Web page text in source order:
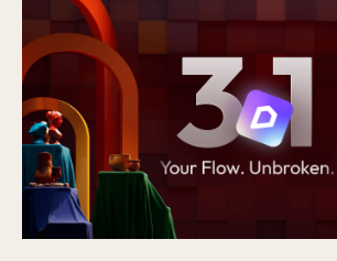
Nieuw in D5 3.1: van rendering
volledig presentatieplatform
Gepubliceerd op 16/7/2026